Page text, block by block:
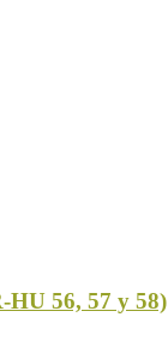
56, 57 y 58)